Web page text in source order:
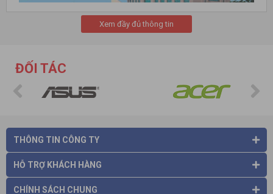
Ứng dụng chính của máy rửa xe trong đời sống
rửa xeLutian
rửa xe áp lực cao, máy bơm nước, máy phát điện,… Trong suốt
hơn 15 năm xây dựng và phát triển, cùng với đội ngũ nhân
viên kỹ thuật có kinh nghiệm cũng như rất lành nghề đến từ
các nước châu âu, cùng với đó là việc được sử dụng và lắp ráp
các linh kiện hiện đại cùng với và dây chuyền sản xuất tự động
Xem đầy đủ thông tin
ĐỐI TÁC
THÔNG TIN CÔNG TY
HỖ TRỢ KHÁCH HÀNG
CHÍNH SÁCH CHUNG